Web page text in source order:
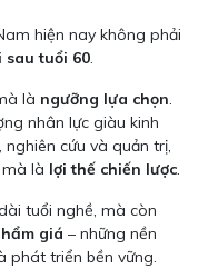
hiện nay không phải
sau tuổi 60.
là ngưỡng lựa chọn.
nhân lực giàu kinh
cứu và quản trị,
là lợi thế chiến lược.
tuổi nghề, mà còn
giá – những nền
phát triển bền vững.